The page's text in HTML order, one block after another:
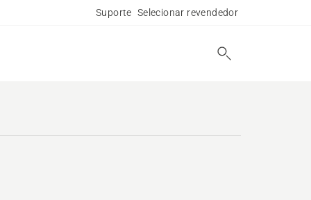
Suporte Selecionar revendedor